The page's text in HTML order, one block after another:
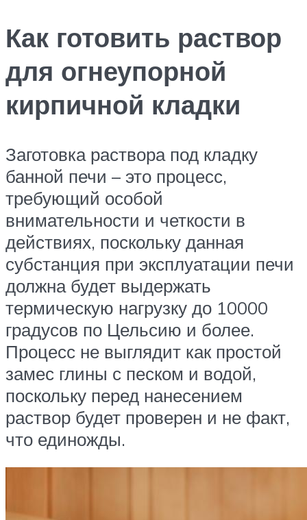
Как готовить раствор
для огнеупорной
кирпичной кладки
Заготовка раствора под кладку
банной печи – это процесс,
требующий особой
внимательности и четкости в
действиях, поскольку данная
субстанция при эксплуатации печи
должна будет выдержать
термическую нагрузку до 10000
градусов по Цельсию и более.
Процесс не выглядит как простой
замес глины с песком и водой,
поскольку перед нанесением
раствор будет проверен и не факт,
что единожды.